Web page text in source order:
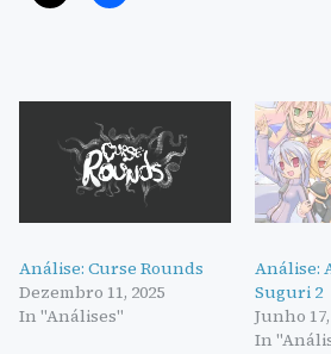
Análise: Curse Rounds
Dezembro 11, 2025
In "Análises"
Análise:
Suguri 2
Junho 17,
In